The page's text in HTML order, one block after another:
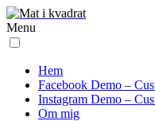
Menu
Hem
Facebook Demo –
Instagram Demo –
Om mig